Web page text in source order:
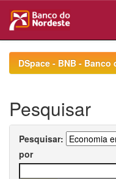
navigationDSpace - BNB -
Pesquisar
Pesquisar:
por